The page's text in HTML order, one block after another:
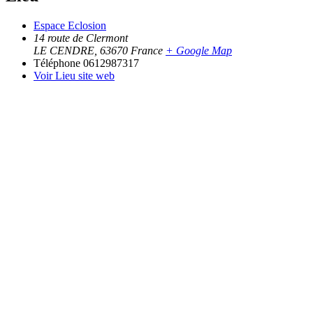
Espace Eclosion
14 route de Clermont
LE CENDRE 63670 France + Google Map
Téléphone 0612987317
Voir Lieu site web